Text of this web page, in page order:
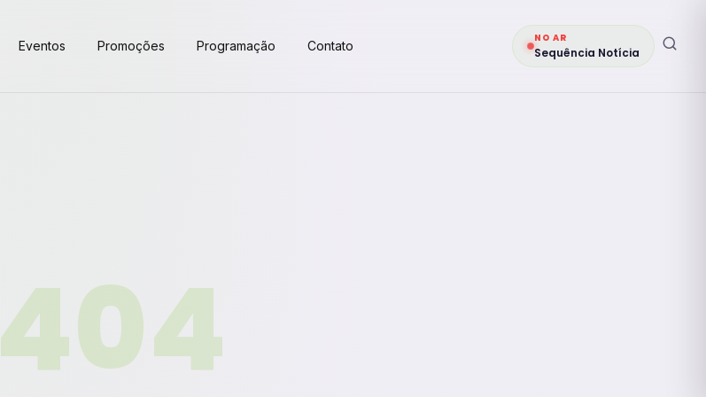
Eventos Promoções Programação Contato
NO AR
Sequência Notícia
404